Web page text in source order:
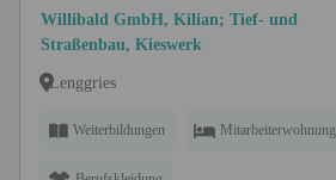
Willibald GmbH, Kilian; Tief- und
Straßenbau, Kieswerk
Lenggries
Weiterbildungen Mitarbeiterwohnung